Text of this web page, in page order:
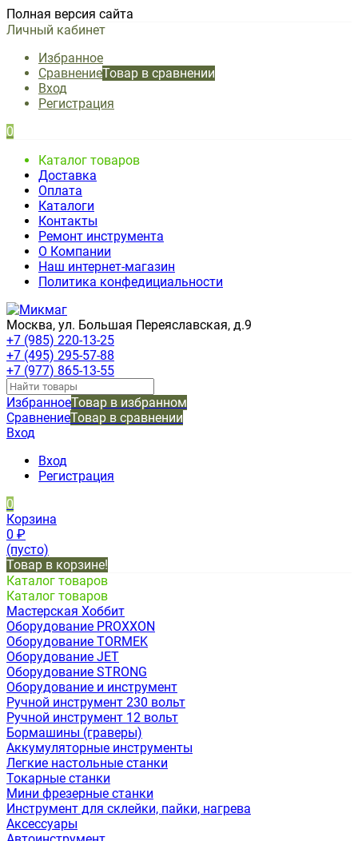
Полная версия сайта
Личный кабинет
Избранное
СравнениеТовар в сравнении
Вход
Регистрация
0
Каталог товаров
Доставка
Оплата
Каталоги
Контакты
Ремонт инструмента
О Компании
Наш интернет-магазин
Политика конфедициальности
Москва, ул. Большая Переяславская, д.9
+7 (985) 220-13-25
+7 (495) 295-57-88
+7 (977) 865-13-55
ИзбранноеТовар в избранном
СравнениеТовар в сравнении
Вход
Вход
Регистрация
0
Корзина
0 ₽
(пусто)
Товар в корзине!
Каталог товаров
Каталог товаров
Мастерская Хоббит
Оборудование PROXXON
Оборудование TORMEK
Оборудование JET
Оборудование STRONG
Оборудование и инструмент
Ручной инструмент 230 вольт
Ручной инструмент 12 вольт
Бормашины (граверы)
Аккумуляторные инструменты
Легкие настольные станки
Токарные станки
Мини фрезерные станки
Инструмент для склейки, пайки, нагрева
Аксессуары